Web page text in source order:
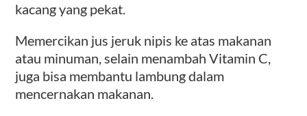
kacang yang pekat.
Memercikan jus jeruk nipis ke atas makanan
atau minuman, selain menambah Vitamin C,
juga bisa membantu lambung dalam
mencernakan makanan.